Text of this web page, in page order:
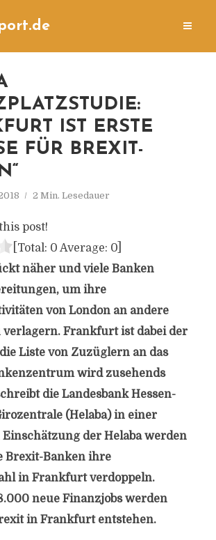
IST ERSTE
FÜR BREXIT-
2 Min. Lesedauer
post!
[Total: 0 Average: 0]
näher und viele Banken
um ihre
von London an andere
verlagern. Frankfurt ist dabei der
Liste von Zuzüglern an das
wird zusehends
die Landesbank Hessen-
(Helaba) in einer
Einschätzung der Helaba werden
Brexit-Banken ihre
in Frankfurt verdoppeln.
neue Finanzjobs werden
in Frankfurt entstehen.